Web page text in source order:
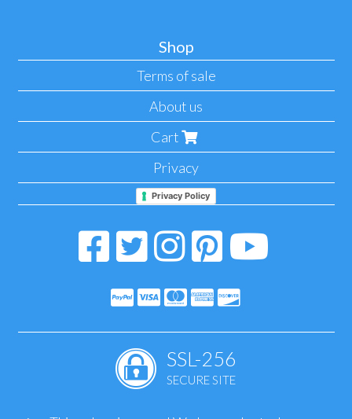
Shop
Terms of sale
About us
Cart
Privacy
Privacy Policy
SSL-256
SECURE SITE